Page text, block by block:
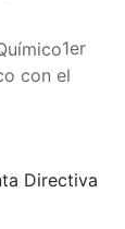
1er
con el
Directiva